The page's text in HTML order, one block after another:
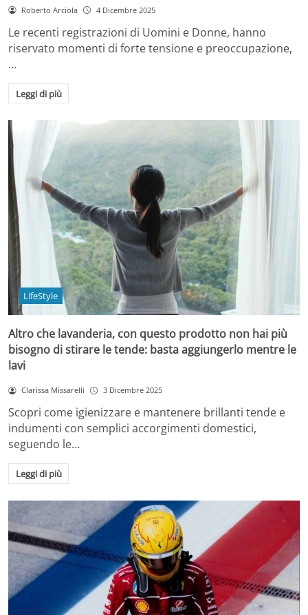
Roberto Arciola 4 Dicembre 2025
Le recenti registrazioni di Uomini e Donne, hanno
riservato momenti di forte tensione e preoccupazione,
…
Leggi di più
LifeStyle
Altro che lavanderia, con questo prodotto non hai più
bisogno di stirare le tende: basta aggiungerlo mentre le
lavi
Clarissa Missarelli 3 Dicembre 2025
Scopri come igienizzare e mantenere brillanti tende e
indumenti con semplici accorgimenti domestici,
seguendo le…
Leggi di più